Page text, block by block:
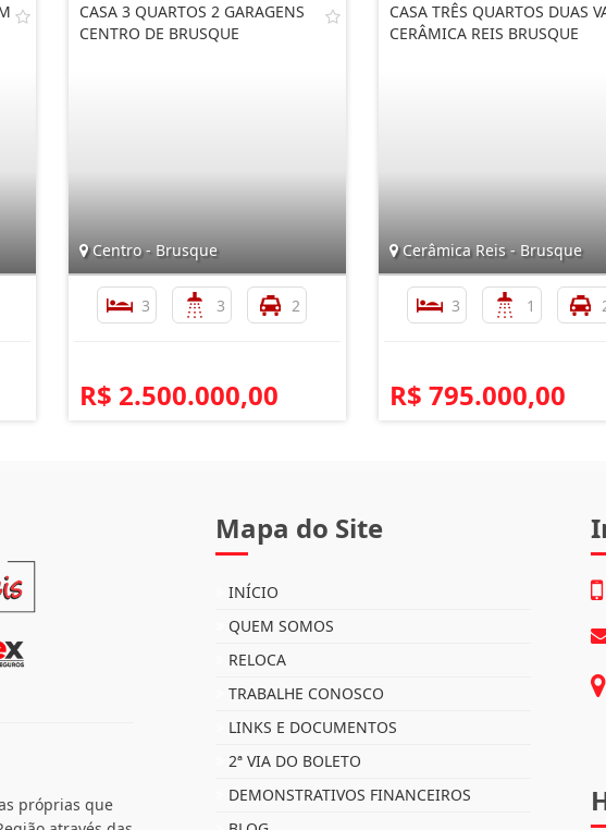
CASA 3 QUARTOS 2 GARAGENS
CENTRO DE BRUSQUE
Centro - Brusque
3 3 2
R$ 2.500.000,00
CASA TRÊS QUARTOS DUAS
CERÂMICA REIS BRUSQUE
Cerâmica Reis - Brusque
3 1
R$ 795.000,00
próprias que
Mapa do Site
INÍCIO
QUEM SOMOS
RELOCA
TRABALHE CONOSCO
LINKS E DOCUMENTOS
2ª VIA DO BOLETO
DEMONSTRATIVOS FINANCEIROS